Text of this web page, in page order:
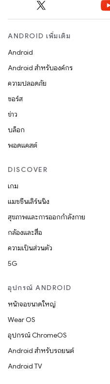
ANDROID เพิ่มเติม
Android
Android สำหรับองค์กร
ความปลอดภัย
ซอร์ส
ข่าว
บล็อก
พอดแคสต์
DISCOVER
เกม
แมชชีนเลิร์นนิง
สุขภาพและการออกกำลังกาย
กล้องและสื่อ
ความเป็นส่วนตัว
5G
อุปกรณ์ ANDROID
หน้าจอขนาดใหญ่
Wear OS
อุปกรณ์ ChromeOS
Android สำหรับรถยนต์
Android TV